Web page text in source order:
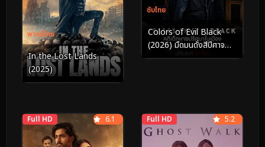
พากย์ไทย
In the Lost Lands
(2025)
ซับไทย
Colors of Evil Black
(2026) มืดมนดั่งสีปีศาจ
เมืองสีดำ
Full HD 6.1 Full HD 5.2